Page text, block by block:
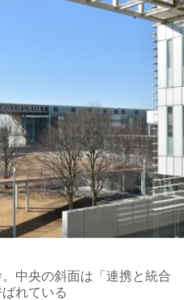
中央の斜面は「連携と統合
れている